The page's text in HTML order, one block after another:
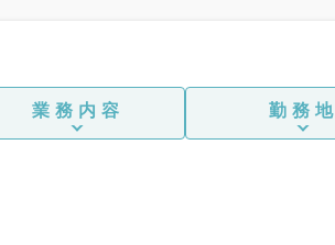
業務内容 勤務地